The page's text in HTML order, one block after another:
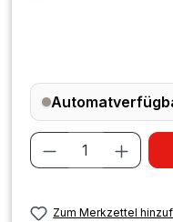
Produkt
Zum Merkzettel